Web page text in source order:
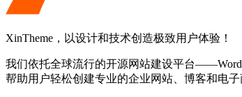
XinTheme，以设计和技术创造极致用户体验！
我们依托全球流行的开源网站建设平台
帮助用户轻松创建专业的企业网站、博客和电子